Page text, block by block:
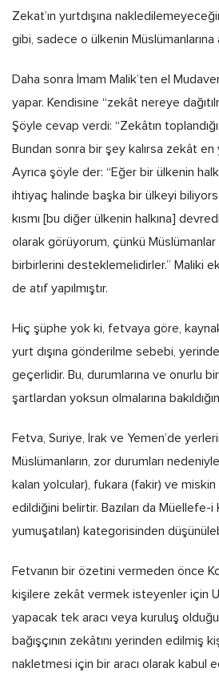
Zekat’ın yurtdışına
gibi, sadece o ülkenin Müslümanlarına
Daha sonra İmam Malik’ten el
yapar. Kendisine “zekât nereye
Şöyle cevap verdi: “Zekâtın
Bundan sonra bir şey kalırsa zekât en
Ayrıca şöyle der: “Eğer bir ülkenin
ihtiyaç halinde başka bir ülkeyi
kısmı [bu diğer ülkenin halkına]
olarak görüyorum, çünkü
birbirlerini desteklemelidirler.” Maliki
de atıf yapılmıştır.
Hiç şüphe yok ki, fetvaya göre,
yurt dışına gönderilme sebebi,
geçerlidir. Bu, durumlarına ve onurlu
şartlardan yoksun olmalarına
Fetva, Suriye, Irak ve Yemen’de
Müslümanların, zor durumları
kalan yolcular), fukara (fakir) ve miskin
edildiğini belirtir. Bazıları da Müellefe-i
yumuşatılan) kategorisinden
Fetvanın bir özetini vermeden önce
kişilere zekât vermek isteyenler için
yapacak tek aracı veya kuruluş
bağışçının zekâtını yerinden edilmiş
nakletmesi için bir aracı olarak kabul